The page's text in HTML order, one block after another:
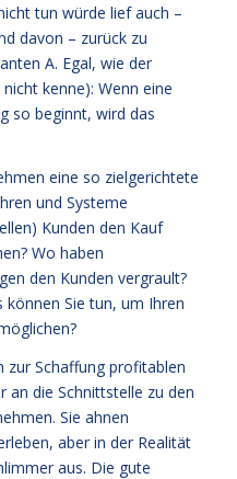
tun würde lief auch –
davon – zurück zu
A. Egal, wie der
kenne): Wenn eine
so beginnt, wird das
eine so zielgerichtete
und Systeme
Kunden den Kauf
Wo haben
den Kunden vergrault?
können Sie tun, um Ihren
zur Schaffung profitablen
an die Schnittstelle zu den
Sie ahnen
aber in der Realität
aus. Die gute